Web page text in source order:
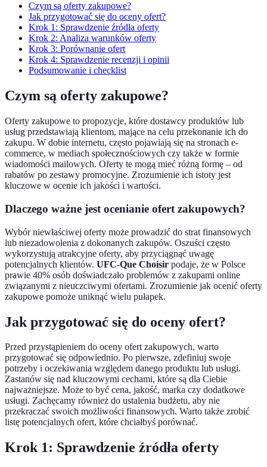
Czym są oferty zakupowe?
Jak przygotować się do oceny ofert?
Krok 1: Sprawdzenie źródła oferty
Krok 2: Analiza warunków oferty
Krok 3: Porównanie ofert
Krok 4: Sprawdzenie recenzji i opinii
Podsumowanie i checklist
Czym są oferty zakupowe?
Oferty zakupowe to propozycje, które dostawcy produktów lub
usług przedstawiają klientom, mające na celu przekonanie ich do
zakupu. W dobie internetu, często pojawiają się na stronach e-
commerce, w mediach społecznościowych czy także w formie
wiadomości mailowych. Oferty te mogą mieć różną formę – od
rabatów po zestawy promocyjne. Zrozumienie ich istoty jest
kluczowe w ocenie ich jakości i wartości.
Dlaczego ważne jest ocenianie ofert zakupowych?
Wybór niewłaściwej oferty może prowadzić do strat finansowych
lub niezadowolenia z dokonanych zakupów. Oszuści często
wykorzystują atrakcyjne oferty, aby przyciągnąć uwagę
potencjalnych klientów. UFC-Que Choisir podaje, że w Polsce
prawie 40% osób doświadczało problemów z zakupami online
związanymi z nieuczciwymi ofertami. Zrozumienie jak ocenić oferty
zakupowe pomoże uniknąć wielu pułapek.
Jak przygotować się do oceny ofert?
Przed przystąpieniem do oceny ofert zakupowych, warto
przygotować się odpowiednio. Po pierwsze, zdefiniuj swoje
potrzeby i oczekiwania względem danego produktu lub usługi.
Zastanów się nad kluczowymi cechami, które są dla Ciebie
najważniejsze. Może to być cena, jakość, marka czy dodatkowe
usługi. Zachęcamy również do ustalenia budżetu, aby nie
przekraczać swoich możliwości finansowych. Warto także zrobić
listę potencjalnych ofert, które chciałbyś porównać.
Krok 1: Sprawdzenie źródła oferty